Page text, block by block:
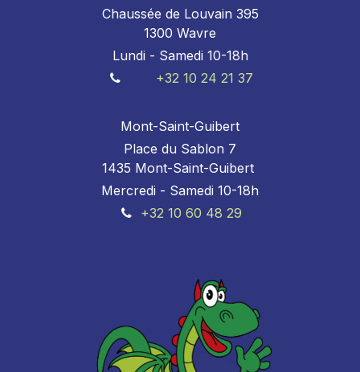
Chaussée de Louvain 395
1300 Wavre
Lundi - Samedi 10-18h
+32 10 24 21 37
Mont-Saint-Guibert
Place du Sablon 7
1435 Mont-Saint-Guibert
Mercredi - Samedi 10-18h
+32 10 60 48 29